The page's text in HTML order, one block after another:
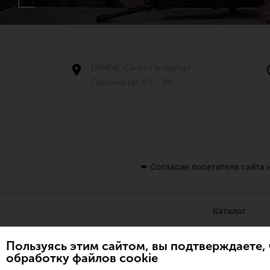
Пользуясь этим сайтом, вы
обработку файлов cookie
199406, Санкт-Петербург,
Средний пр. В.О., 85
✒ Согласие посетителя
Каталог